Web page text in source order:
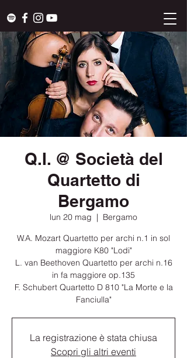
Q.I. @ Società del
Quartetto di
Bergamo
lun 20 mag
  |
Bergamo
W.A. Mozart Quartetto per archi n.1 in sol
maggiore K80 "Lodi"
L. van Beethoven Quartetto per archi n.16
in fa maggiore op.135
F. Schubert Quartetto D 810 "La Morte e la
Fanciulla"
La registrazione è stata chiusa
Scopri gli altri eventi